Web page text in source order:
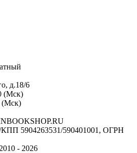
д.18/6
(Мск)
5904263531/590401001, ОГРН
- 2026